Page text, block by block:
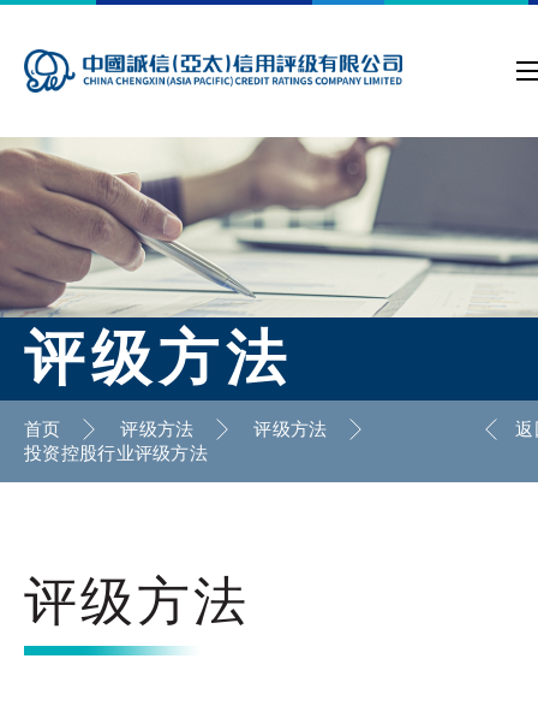
评级方法
首页 评级方法
评级方法
投资控股行业评级方法
评级方法